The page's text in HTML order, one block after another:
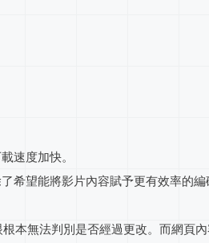
速度加快。
希望能將影片內容賦予更有效率的
本無法判別是否經過更改。而網頁